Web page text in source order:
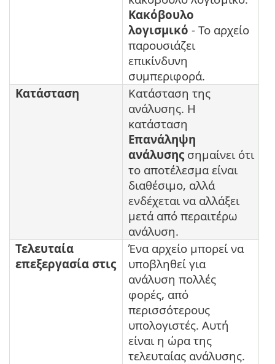
Κακόβουλο
λογισμικό - Το αρχείο
παρουσιάζει
επικίνδυνη
συμπεριφορά.
Κατάσταση
Κατάσταση της
ανάλυσης. Η
κατάσταση
Επανάληψη
ανάλυσης σημαίνει ότι
το αποτέλεσμα είναι
διαθέσιμο, αλλά
ενδέχεται να αλλάξει
μετά από περαιτέρω
ανάλυση.
Τελευταία
επεξεργασία στις
Ένα αρχείο μπορεί να
υποβληθεί για
ανάλυση πολλές
φορές, από
περισσότερους
υπολογιστές. Αυτή
είναι η ώρα της
τελευταίας ανάλυσης.